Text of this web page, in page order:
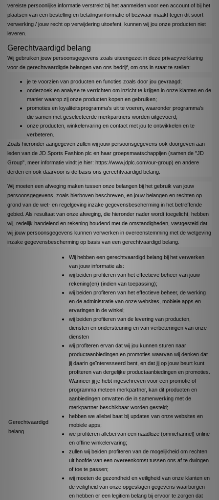
vereiste persoonlijke informatie verstrekt bij het aanmelden voor een account of bij het
plaatsen van een bestelling en betalingsinformatie of bezwaar maakt tegen dit soort
verwerking / jouw recht op verwijdering uitoefent, kunnen wij jou onze producten niet
leveren.
Gerechtvaardigd belang
Wij gebruiken jouw persoonsgegevens zoals uiteengezet in deze privacyverklaring
voor de gerechtvaardigde belangen van ons bedrijf, om ons in staat te stellen:
je te voorzien van producten en functies zoals door jou gevraagd;
onderzoek en analyse te verrichten om inzicht te krijgen in onze klanten en de
manier waarop zij onze producten kopen en gebruiken;
promoties en loyaliteitsprogramma's uit te voeren, waaronder programma's
die samen met geselecteerde merkpartners worden uitgevoerd;
onze producten, winkelervaring en contact met jou te ontwikkelen en te
verbeteren.
Zoals hieronder aangegeven zullen wij jouw persoonsgegevens ook doorgeven aan
leden van de JD Sports Fashion plc en haar groepsmaatschappijen (samen de "JD
Group", meer informatie vindt je hier: https://www.jdplc.com/our-group) en andere
derden en ook daarvoor is de basis ons gerechtvaardigd belang.
Wij moeten een afweging maken tussen onze belangen bij het gebruik van jouw
persoonsgegevens, zoals hierboven beschreven, en jouw belangen en rechten op
grond van de wet- en regelgeving inzake gegevensbescherming in het betreffende
gebied. Als resultaat van onze afweging, die hieronder nader wordt toegelicht, hebben
wij, redelijk handelend en rekening houdend met de omstandigheden, vastgesteld dat
wij jouw persoonsgegevens kunnen verwerken in overeenstemming met de wetgeving
inzake gegevensbescherming op basis van een gerechtvaardigd belang.
Gerechtvaardigd
belang
Wij hebben een gerechtvaardigd belang bij het verwerken
van jouw informatie als:
wij beiden profiteren van het effectieve beheer van jouw
rekening(en) (indien van toepassing);
wij beiden profiteren van het effectieve beheer, de werking
en de administratie van onze websites, mobiele apps en
ervaringen in de winkel;
wij beiden profiteren van de levering van producten,
diensten en ondersteuning en van verbeteringen van onze
diensten
wij profiteren ervan dat wij jou kunnen sturen naar
productaanbiedingen en promoties waarvan wij denken dat
jij daarin geïnteresseerd bent, en dat jij op jouw beurt kunt
profiteren van dergelijke productaanbiedingen en promoties.
Wanneer jij je hebt ingeschreven voor een promotie of
programma meteen merkpartner, kan dit producten en
aanbiedingen omvatten die in samenwerking met de
merkpartner beschikbaar worden gesteld;
hebben we allebei baat bij updates van onze websites en
mobiele apps;
we profiteren allebei van een naadloze (omnichannel) online
en offline winkelervaring;
zullen wij beiden profiteren van de mogelijkheid om rechten
uit hoofde van een overeenkomst tussen ons af te dwingen
of toe te passen;
wij moeten de gezondheid en veiligheid van onze klanten en
de veiligheid van onze opgeslagen gegevens waarborgen
en hebben er een legitiem belang bij ervoor te zorgen dat